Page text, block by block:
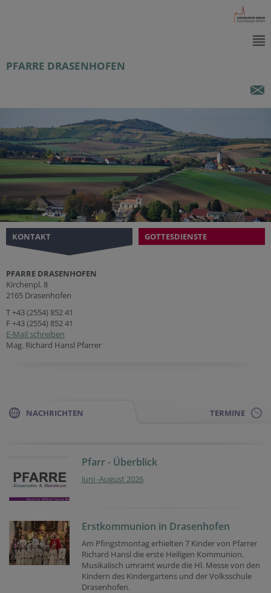
PFARRE DRASENHOFEN
KONTAKT GOTTESDIENSTE
PFARRE DRASENHOFEN
Kirchenpl. 8
2165 Drasenhofen
T+43 (2554) 852 41
F +43 (2554) 852 41
E-Mail schreiben
Mag. Richard Hansl Pfarrer
NACHRICHTEN TERMINE
Pfarr - Überblick
Juni -August 2026
Erstkommunion in Drasenhofen
Am Pfingstmontag erhielten 7 Kinder von Pfarrer
Richard Hansl die erste Heiligen Kommunion.
Musikalisch umramt wurde die Hl. Messe von den
Kindern des Kindergartens und der Volksschule
Drasenhofen.